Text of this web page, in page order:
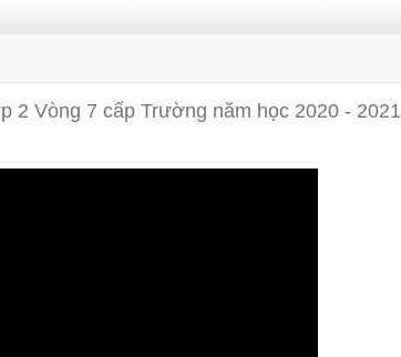
2 Vòng 7 cấp Trường năm học 2020 - 2021